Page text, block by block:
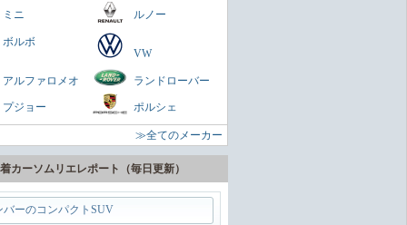
ミニ ルノー
ボルボ
VW
アルファロメオ ランドローバー
プジョー ポルシェ
≫全てのメーカー
カーソムリエレポート（毎日更新）
陸の巡洋艦
zn
どいいSUV
ヴェゼル
zn
バーのコンパクトSUV